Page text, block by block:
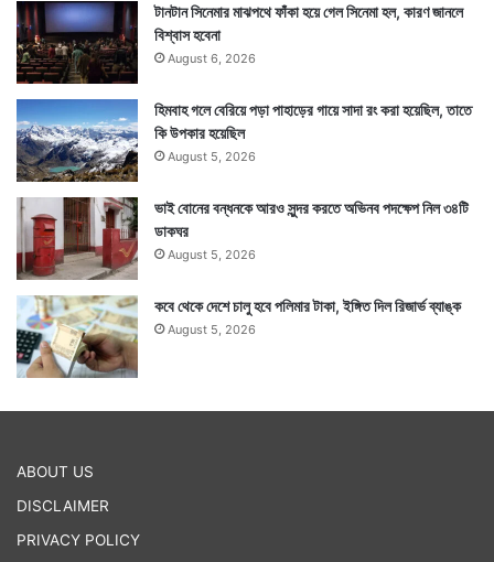
টানটান সিনেমার মাঝপথে ফাঁকা হয়ে গেল সিনেমা হল, কারণ জানলে
বিশ্বাস হবেনা
August 6, 2026
হিমবাহ গলে বেরিয়ে পড়া পাহাড়ের গায়ে সাদা রং করা হয়েছিল, তাতে
কি উপকার হয়েছিল
August 5, 2026
ভাই বোনের বন্ধনকে আরও সুন্দর করতে অভিনব পদক্ষেপ নিল ৩৪টি
ডাকঘর
August 5, 2026
কবে থেকে দেশে চালু হবে পলিমার টাকা, ইঙ্গিত দিল রিজার্ভ ব্যাঙ্ক
August 5, 2026
ABOUT US
DISCLAIMER
PRIVACY POLICY